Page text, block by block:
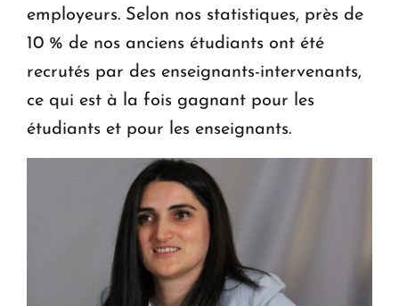
employeurs. Selon nos statistiques, près de
10 % de nos anciens étudiants ont été
recrutés par des enseignants-intervenants,
ce qui est à la fois gagnant pour les
étudiants et pour les enseignants.